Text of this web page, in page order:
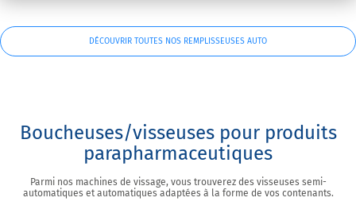
DÉCOUVRIR TOUTES NOS REMPLISSEUSES AUTO
Boucheuses/visseuses pour produits
parapharmaceutiques
Parmi nos machines de vissage, vous trouverez des visseuses semi-
automatiques et automatiques adaptées à la forme de vos contenants.